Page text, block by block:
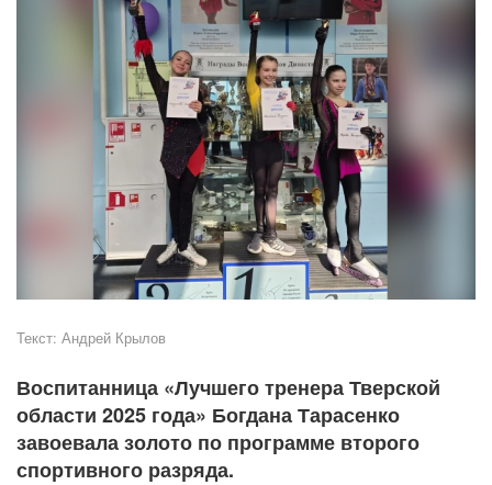
Текст: Андрей Крылов
Воспитанница «Лучшего тренера Тверской
области 2025 года» Богдана Тарасенко
завоевала золото по программе второго
спортивного разряда.